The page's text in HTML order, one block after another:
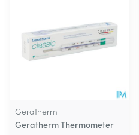
Geratherm
Geratherm Thermometer